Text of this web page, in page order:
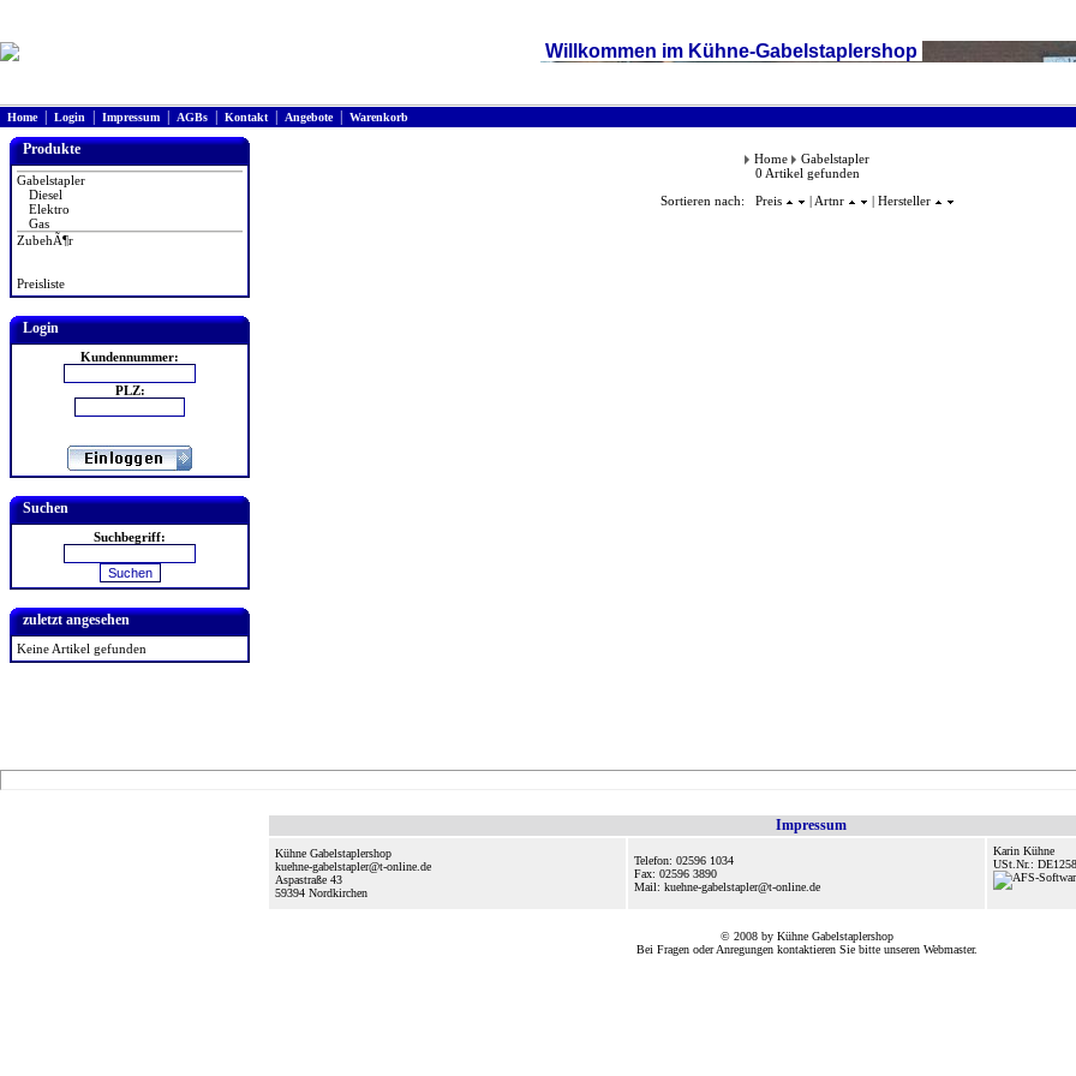
Willkommen im Kühne-Gabelstaplershop
Home| Login Impressum AGBs Kontakt| Angebote| Warenkorb
Produkte
Gabelstapler
Diesel
Elektro
Gas
ZubehÃ¶r
Preisliste
Login
Kundennummer:
PLZ:
Suchen
Suchbegriff:
zuletzt angesehen
Keine Artikel gefunden
Home
Gabelstapler
0 Artikel gefunden
Sortieren nach: Preis
| Artnr | Hersteller
Impressum
Kühne Gabelstaplershop
kuehne-gabelstapler@t-online.de
Aspastraße 43
59394 Nordkirchen
Telefon: 02596 1034
Fax: 02596 3890
Mail: kuehne-gabelstapler@t-online.de
Karin Kühne
USt.Nr.:
© 2008 by Kühne Gabelstaplershop
Bei Fragen oder Anregungen kontaktieren Sie bitte unseren Webmaster.